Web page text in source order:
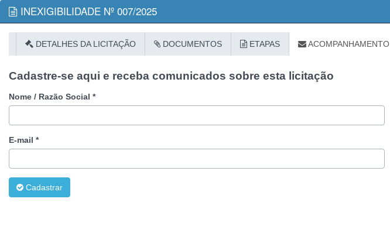
INEXIGIBILIDADE Nº 007/2025
DETALHES DA LICITAÇÃO DOCUMENTOS ETAPAS ACOMPANHAMENTO
Cadastre-se aqui e receba comunicados sobre esta licitação
Nome / Razão Social *
E-mail *
Cadastrar